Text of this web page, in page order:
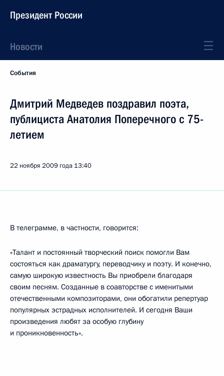
Президент России
Новости
События
Дмитрий Медведев поздравил поэта,
публициста Анатолия Поперечного с 75-
летием
22 ноября 2009 года 13:40
В телеграмме, в частности, говорится:
«Талант и постоянный творческий поиск помогли Вам
состояться как драматургу, переводчику и поэту. И конечно,
самую широкую известность Вы приобрели благодаря
своим песням. Созданные в соавторстве с именитыми
отечественными композиторами, они обогатили репертуар
популярных эстрадных исполнителей. И сегодня Ваши
произведения любят за особую глубину
и проникновенность».